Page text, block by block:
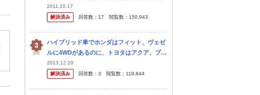
車は故障し、修理費用約４０万円。 そこで相
談です。 セルフのガソリンスタンドの作業員
2011.10.17
解決済み
回答数： 17 閲覧数： 150,943
ハイブリッド車でホンダはフィット、ヴェゼ
ルに4WDがあるのに、トヨタはアクア、プリ
ウス、カローラフィールダーと人気車種があ
るのに4WDがないのは何故でしょう？ カロ
2013.12.20
解決済み
回答数： 3 閲覧数： 119,844